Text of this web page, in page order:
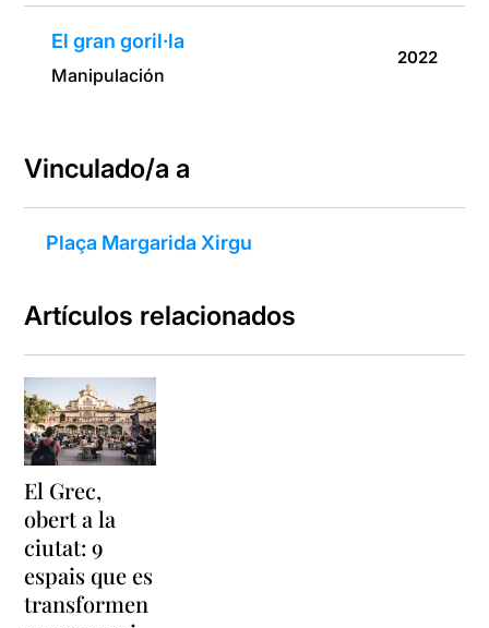
El gran goril·la
Manipulación
2022
Vinculado/a a
Plaça Margarida Xirgu
Artículos relacionados
El Grec,
obert a la
ciutat: 9
espais que es
transformen